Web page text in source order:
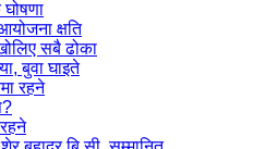
क्षति
सबै ढोका
बुवा घाइते
रहने